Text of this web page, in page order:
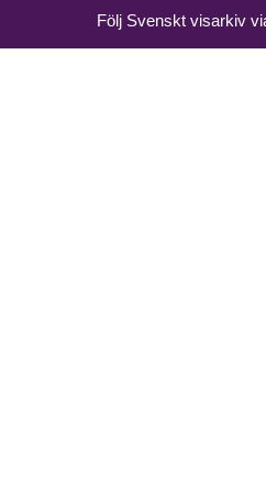
Följ Svenskt visarkiv